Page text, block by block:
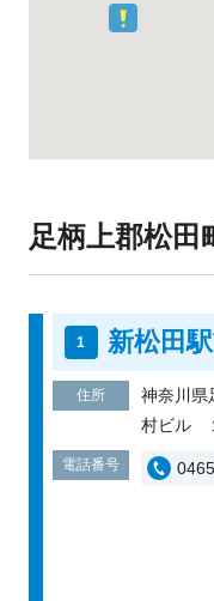
足柄上郡松田
新松田
住所
神奈川県
村ビル
電話番号